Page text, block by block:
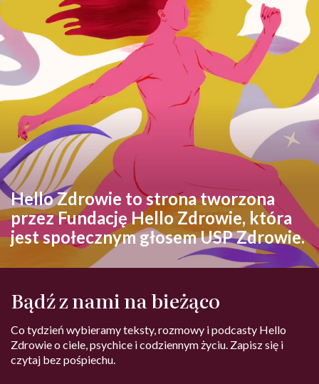
Hello Zdrowie to strona tworzona
przez Fundację Hello Zdrowie, która
jest społecznym głosem USP Zdrowie.
Bądź z nami na bieżąco
Co tydzień wybieramy teksty, rozmowy i podcasty Hello
Zdrowie o ciele, psychice i codziennym życiu. Zapisz się i
czytaj bez pośpiechu.